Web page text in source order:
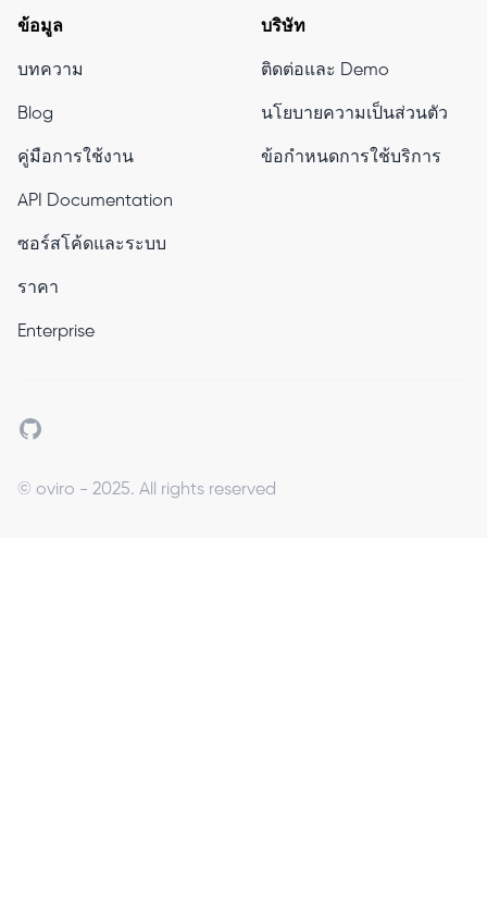
ข้อมูล
บทความ
Blog
คู่มือการใช้งาน
API Documentation
ซอร์สโค้ดและระบบ
ราคา
Enterprise
บริษัท
ติดต่อและ Demo
นโยบายความเป็นส่วนตัว
ข้อกำหนดการใช้บริการ
Github
© oviro - 2025. All rights reserved